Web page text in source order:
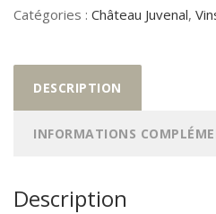
de
2020
Catégories : Château Juvenal,
DESCRIPTION
INFORMATIONS
Description